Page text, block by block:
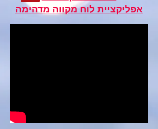
אפליקציית לוח מקווה מדהימה